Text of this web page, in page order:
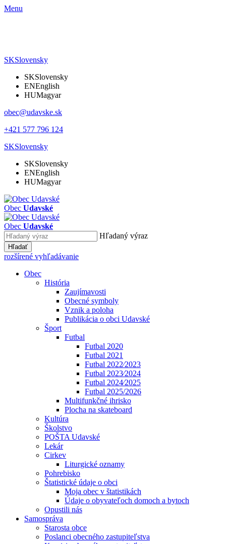
Menu
SKSlovensky
SKSlovensky
ENEnglish
HUMagyar
obec@udavske.sk
+421 577 796 124
SKSlovensky
SKSlovensky
ENEnglish
HUMagyar
Obec Udavské
Obec Udavské
Hľadaný výraz
Hľadať
rozšírené vyhľadávanie
Obec
História
Zaujímavosti
Obecné symboly
Vznik a poloha
Publikácia o obci Udavské
Šport
Futbal
Futbal 2020
Futbal 2021
Futbal 2022⁄2023
Futbal 2023⁄2024
Futbal 2024⁄2025
Futbal 2025/2026
Multifunkčné ihrisko
Plocha na skateboard
Kultúra
Školstvo
POŠTA Udavské
Lekár
Cirkev
Liturgické oznamy
Pohrebisko
Štatistické údaje o obci
Moja obec v štatistikách
Údaje o obyvateľoch domoch a bytoch
Opustili nás
Samospráva
Starosta obce
Poslanci obecného zastupiteľstva